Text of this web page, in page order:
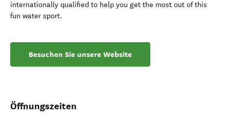
internationally qualified to help you get the most out of this
fun water sport.
Besuchen Sie unsere Website
Öffnungszeiten